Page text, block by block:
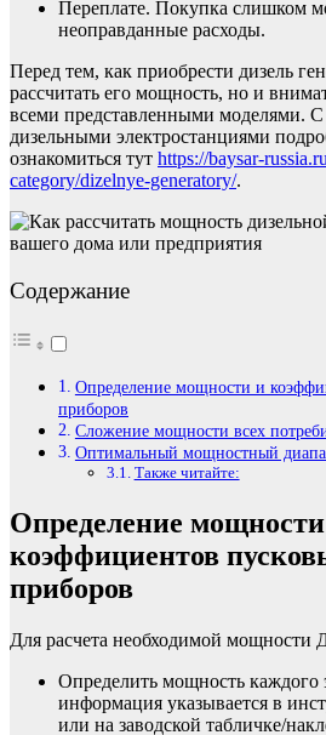
Переплате. Покупка слишком
неоправданные расходы.
Перед тем, как приобрести дизель
рассчитать его мощность, но и
всеми представленными моделями.
дизельными электростанциями
ознакомиться тут https://baysar-
category/dizelnye-generatory/.
Содержание
Определение мощности и
приборов
Сложение мощности всех
Оптимальный мощностный
Также читайте:
Определение
коэффициентов
приборов
Для расчета необходимой мощности
Определить мощность каждого
информация указывается в
или на заводской табличке/